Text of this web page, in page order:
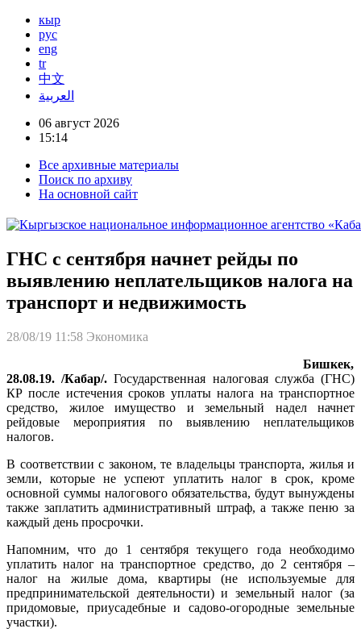
кыр
рус
eng
tr
中文
العربية
06 август 2026
15:14
Все архивные материалы
Поиск по архиву
На основной сайт
ГНС с сентября начнет рейды по
выявлению неплательщиков налога на
транспорт и недвижимость
28/08/19 11:58 Экономика
Бишкек,
28.08.19. /Кабар/. Государственная налоговая служба (ГНС)
КР после истечения сроков уплаты налога на транспортное
средство, жилое имущество и земельный надел начнет
рейдовые мероприятия по выявлению неплательщиков
налогов.
В соответствии с законом, те владельцы транспорта, жилья и
земли, которые не успеют уплатить налог в срок, кроме
основной суммы налогового обязательства, будут вынуждены
также заплатить административный штраф, а также пеню за
каждый день просрочки.
Напомним, что до 1 сентября текущего года необходимо
уплатить налог на транспортное средство, до 2 сентября –
налог на жилые дома, квартиры (не используемые для
предпринимательской деятельности) и земельный налог (за
придомовые, приусадебные и садово-огородные земельные
участки).